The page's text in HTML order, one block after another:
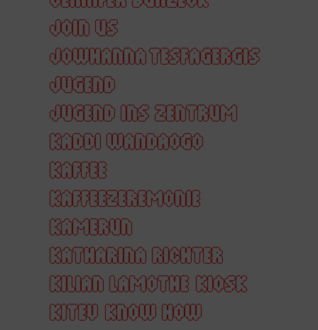
JOIN US
JOWHANNA TESFAGERGIS
JUGEND
JUGEND INS ZENTRUM
KADDI WANDAOGO
KAFFEE
KAFFEEZEREMONIE
KAMERUN
KATHARINA RICHTER
KILIAN LAMOTHE KIOSK
KITEV KNOW HOW